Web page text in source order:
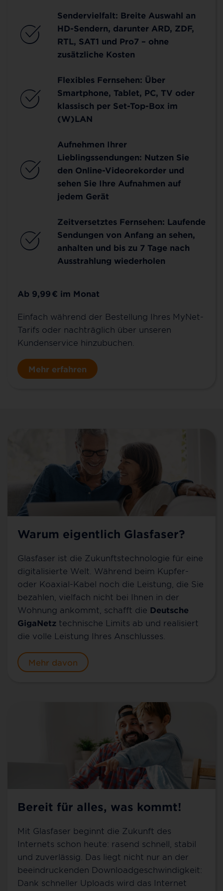
Sendervielfalt: Breite Auswahl an
HD-Sendern, darunter ARD, ZDF,
RTL, SAT1 und Pro7 – ohne
zusätzliche Kosten
Flexibles Fernsehen: Über
Smartphone, Tablet, PC, TV oder
klassisch per Set-Top-Box im
(W)LAN
Aufnehmen Ihrer
Lieblingssendungen: Nutzen Sie
den Online-Videorekorder und
sehen Sie Ihre Aufnahmen auf
jedem Gerät
Zeitversetztes Fernsehen: Laufende
Sendungen von Anfang an sehen,
anhalten und bis zu 7 Tage nach
Ausstrahlung wiederholen
Ab 9,99 € im Monat
Einfach während der Bestellung Ihres MyNet-
Tarifs oder nachträglich über unseren
Kundenservice hinzubuchen.
Mehr erfahren
Warum eigentlich Glasfaser?
Glasfaser ist die Zukunftstechnologie für eine
digitalisierte Welt. Während beim Kupfer-
oder Koaxial-Kabel noch die Leistung, die Sie
bezahlen, vielfach nicht bei Ihnen in der
Wohnung ankommt, schafft die Deutsche
GigaNetz technische Limits ab und realisiert
die volle Leistung Ihres Anschlusses.
Mehr davon
Bereit für alles, was kommt!
Mit Glasfaser beginnt die Zukunft des
Internets schon heute: rasend schnell, stabil
und zuverlässig. Das liegt nicht nur an der
beeindruckenden Downloadgeschwindigkeit:
Dank schneller Uploads wird das Internet